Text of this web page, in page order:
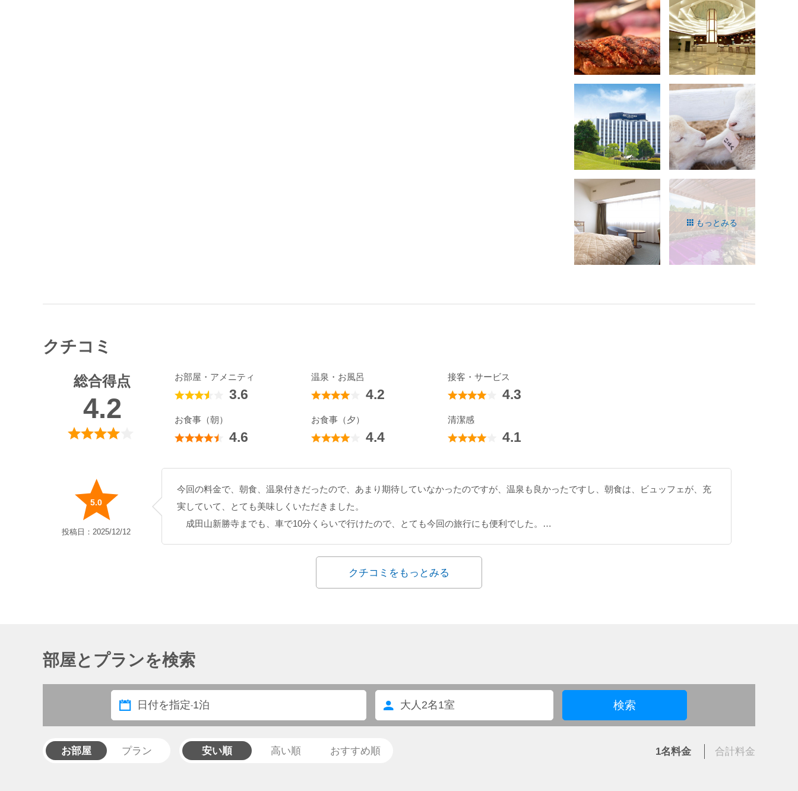
もっとみる
クチコミ
総合得点
4.2
お部屋・アメニティ
3.6
温泉・お風呂
4.2
接客・サービス
4.3
お食事（朝）
4.6
お食事（夕）
4.4
清潔感
4.1
5.0
投稿日：2025/12/12
今回の料金で、朝食、温泉付きだったので、あまり期待していなかったのですが、温泉も良かったですし、朝食は、ビュッフェが、充
実していて、とても美味しくいただきました。
成田山新勝寺までも、車で10分くらいで行けたので、とても今回の旅行にも便利でした。
クチコミをもっとみる
部屋とプランを検索
日付を指定-1泊 大人 2名 1室 検索
お部屋 プラン 安い順 高い順 おすすめ順 1名料金 合計料金